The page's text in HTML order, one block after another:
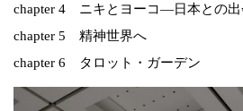
chapter 4 ニキとヨーコ―日本との
chapter 5 精神世界へ
chapter 6 タロット・ガーデン